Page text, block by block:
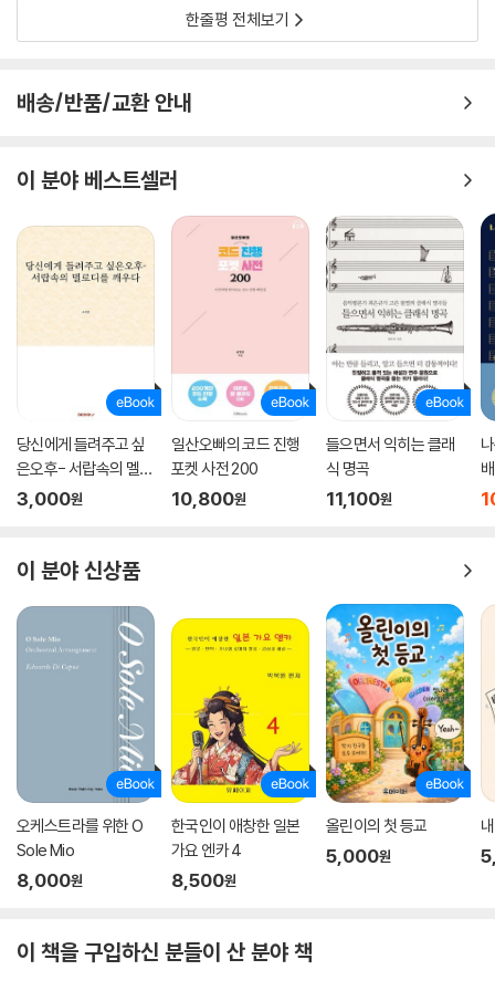
현대음악앙상블의 지휘자 래리 레츨레프에게서는 악보에 적힌 모든 표기
의 정확성과 엄격함을 배웠다면, 첼로 교수 노먼 피셔에게서는 악보에 쓰
올린 교수 그레그 풀커슨에게는 음악을 흐르는 강처럼 묘사하는 방법을 배
웠다. 또한 콩쿠르를 준비하면서 레퍼토리를 익히고, 경쟁을 배우고, 콩쿠
가는 모습은 인간적인 감동을 준다.
음악은 음악으로만 배우지 않는다. 동료 음악가들의 말 한 마디, 눈짓, 표
정, 포옹 한 번, 살짝 짓는 웃음, 잠깐의 일탈, 유유히 흐르는 강, 밤하늘의
별… 너무나 많은 것들이 그에게 깨달음을 주고 영감을 주었다.
이 책의 또 다른 묘미는 바로 덴크가 풀어낸 음악 수업과 이야기에 등장하
는 클래식 작품 해설이다. 음악의 기초라고 할 수 있는 화성, 리듬, 선율 세
가지로 나눠 진행되는 그의 음악 수업은 복잡한 음악 개념을 전문적이면서
도 다양한 비유로 알기 쉽게 설명한다.(“선율에는 뭐랄까, 물건 같은 측면
이 있다. 혼자서 흥얼거리고 소유한다.”) 또한 곳곳이 유머와 재치로 번득
이며, 클래식 음악과 인간 정신의 보편적 측면들을 시적으로 연결시키는
족시켜줄 것이다. 부록으로 실은 플레이리스트 해설 속 곡 설명과 추천 음
슈나벨, 이그나츠 프리드만, 알프레트 브렌델, 알프레드 코르토 등의 추천
연주는 전공자들뿐만 아니라 클래식 애호가들의 눈과 귀를 열어주기에 충
분하다.
한줄평 전체보기
배송/반품/교환 안내
이 분야 베스트셀러
당신에게 들려주고 싶
은오후- 서랍속의 멜로
디를 깨우다
3,000원
일산오빠의 코드 진행
포켓 사전 200
10,800원
들으면서 익히는 클래
식 명곡
11,100원
이 분야 신상품
오케스트라를 위한 O
Sole Mio
8,000원
한국인이 애창한 일본
가요 엔카 4
8,500원
올린이의 첫 등교
5,000원
이 책을 구입하신 분들이 산 분야 책